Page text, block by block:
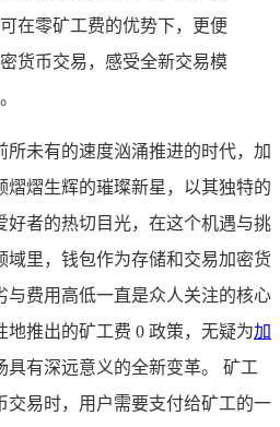
在零矿工费的优势下，更便
货币交易，感受全新交易模
所未有的速度汹涌推进的时代，加
熠熠生辉的璀璨新星，以其独特的
好者的热切目光，在这个机遇与挑
域里，钱包作为存储和交易加密货
与费用高低一直是众人关注的核心
推出的矿工费 0 政策，无疑为加
具有深远意义的全新变革。 矿工
交易时，用户需要支付给矿工的一